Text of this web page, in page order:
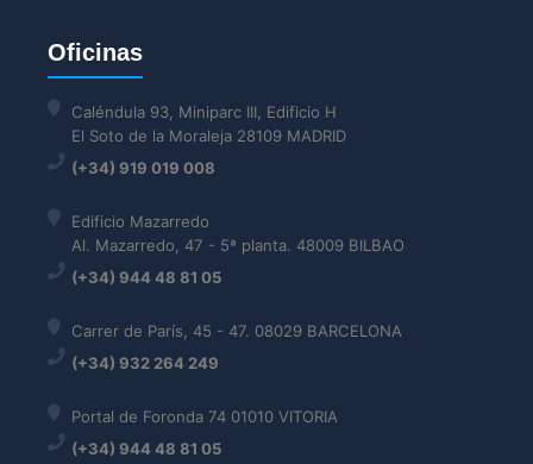
Oficinas
Caléndula 93, Miniparc III, Edificio H
El Soto de la Moraleja 28109 MADRID
(+34) 919 019 008
Edificio Mazarredo
Al. Mazarredo, 47 - 5ª planta. 48009 BILBAO
(+34) 944 48 81 05
Carrer de París, 45 - 47. 08029 BARCELONA
(+34) 932 264 249
Portal de Foronda 74 01010 VITORIA
(+34) 944 48 81 05